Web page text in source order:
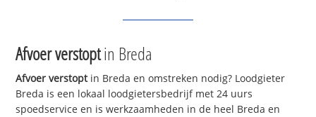
Afvoer verstoptin Breda
Afvoer verstoptin Breda en omstreken nodig? Loodgieter
Breda is een lokaal loodgietersbedrijf met 24 uurs
spoedservice en is werkzaamheden in de heel Breda en